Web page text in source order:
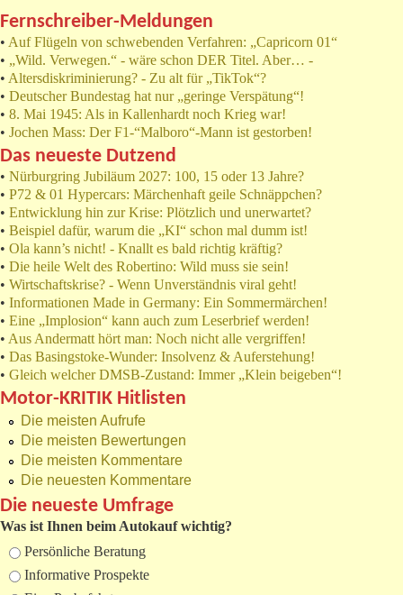
Fernschreiber-Meldungen
• Auf Flügeln von schwebenden Verfahren: „Capricorn 01“
• „Wild. Verwegen.“ - wäre schon DER Titel. Aber… -
• Altersdiskriminierung? - Zu alt für „TikTok“?
• Deutscher Bundestag hat nur „geringe Verspätung“!
• 8. Mai 1945: Als in Kallenhardt noch Krieg war!
• Jochen Mass: Der F1-“Malboro“-Mann ist gestorben!
Das neueste Dutzend
• Nürburgring Jubiläum 2027: 100, 15 oder 13 Jahre?
• P72 & 01 Hypercars: Märchenhaft geile Schnäppchen?
• Entwicklung hin zur Krise: Plötzlich und unerwartet?
• Beispiel dafür, warum die „KI“ schon mal dumm ist!
• Ola kann’s nicht! - Knallt es bald richtig kräftig?
• Die heile Welt des Robertino: Wild muss sie sein!
• Wirtschaftskrise? - Wenn Unverständnis viral geht!
• Informationen Made in Germany: Ein Sommermärchen!
• Eine „Implosion“ kann auch zum Leserbrief werden!
• Aus Andermatt hört man: Noch nicht alle vergriffen!
• Das Basingstoke-Wunder: Insolvenz & Auferstehung!
• Gleich welcher DMSB-Zustand: Immer „Klein beigeben“!
Motor-KRITIK Hitlisten
Die meisten Aufrufe
Die meisten Bewertungen
Die meisten Kommentare
Die neuesten Kommentare
Die neueste Umfrage
Was ist Ihnen beim Autokauf wichtig?
Auswahlmöglichkeiten
Persönliche Beratung
Informative Prospekte